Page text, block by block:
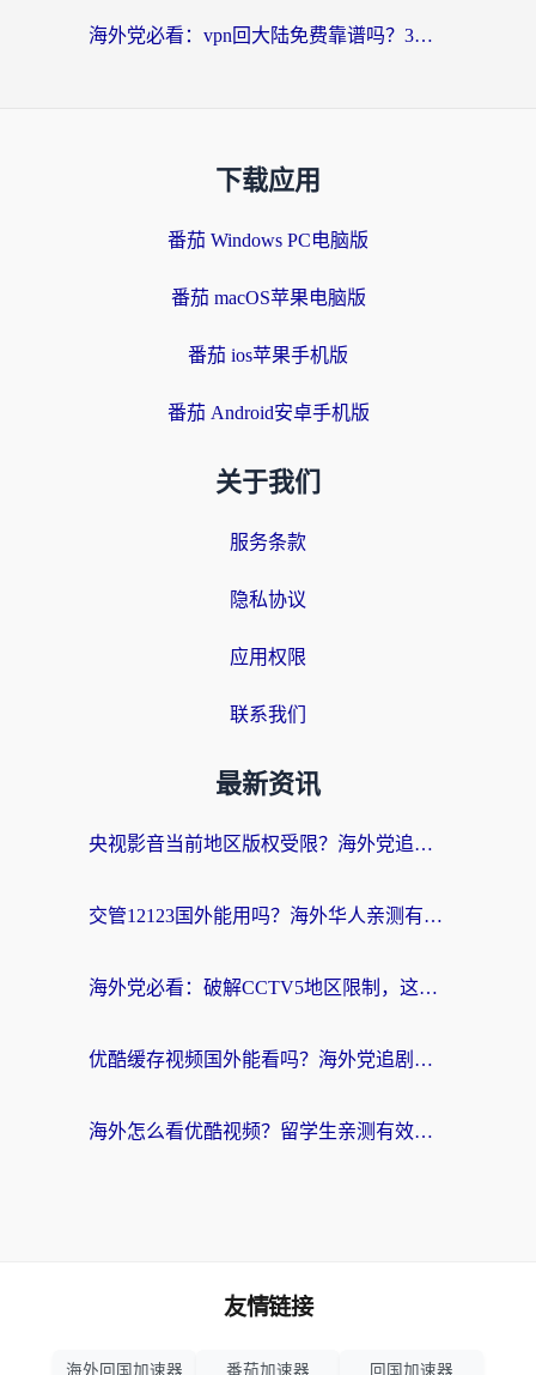
海外党必看：vpn回大陆免费靠谱吗？3步选对加速器实现无缝刷国内资源
下载应用
番茄 Windows PC电脑版
番茄 macOS苹果电脑版
番茄 ios苹果手机版
番茄 Android安卓手机版
关于我们
服务条款
隐私协议
应用权限
联系我们
最新资讯
央视影音当前地区版权受限？海外党追剧看片的终极解决方案来了
交管12123国外能用吗？海外华人亲测有效的回国加速器选择指南
海外党必看：破解CCTV5地区限制，这样看欧洲杯奥运直播才够爽！
优酷缓存视频国外能看吗？海外党追剧看片的终极解决方案来了
海外怎么看优酷视频？留学生亲测有效的回国加速器选择指南
友情链接
海外回国加速器 番茄加速器 回国加速器